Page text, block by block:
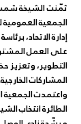
ثمّنت الشيخة
الجمعية العمومية
إدارة الاتحاد،
على العمل
التطوير، وتعزيز
المشاركات الخارجية.
واعتمدت الجمعية
الطائرة انتخاب